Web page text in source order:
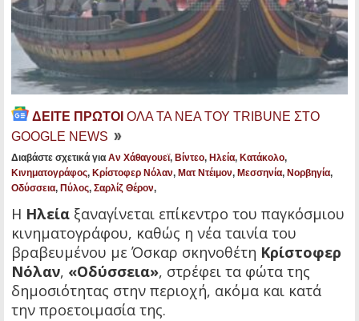
ΔΕΙΤΕ ΠΡΩΤΟΙ ΟΛΑ ΤΑ ΝΕΑ ΤΟΥ TRIBUNE ΣΤΟ
GOOGLE NEWS
Διαβάστε σχετικά για Αν Χάθαγουεϊ, Βίντεο, Ηλεία, Κατάκολο,
Κινηματογράφος, Κρίστοφερ Νόλαν, Ματ Ντέιμον, Μεσσηνία, Νορβηγία,
Οδύσσεια, Πύλος, Σαρλίζ Θέρον,
Η Ηλεία ξαναγίνεται επίκεντρο του παγκόσμιου
κινηματογράφου, καθώς η νέα ταινία του
βραβευμένου με Όσκαρ σκηνοθέτη Κρίστοφερ
Νόλαν, «Οδύσσεια», στρέφει τα φώτα της
δημοσιότητας στην περιοχή, ακόμα και κατά
την προετοιμασία της.